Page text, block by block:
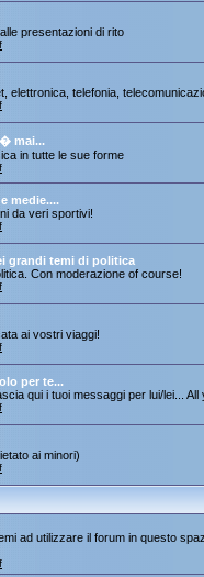
presentazioni di rito
elettronica, telefonia,
mai...
in tutte le sue forme
medie....
da veri sportivi!
grandi temi di politica
Con moderazione of course!
ai vostri viaggi!
per te...
qui i tuoi messaggi per lui/lei...
ai minori)
ad utilizzare il forum in questo